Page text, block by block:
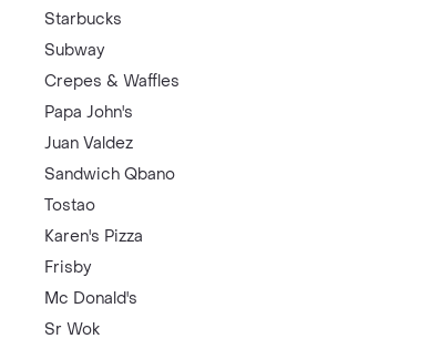
Starbucks
Subway
Crepes & Waffles
Papa John's
Juan Valdez
Sandwich Qbano
Tostao
Karen's Pizza
Frisby
Mc Donald's
Sr Wok